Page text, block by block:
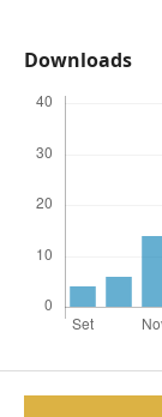
Downloads